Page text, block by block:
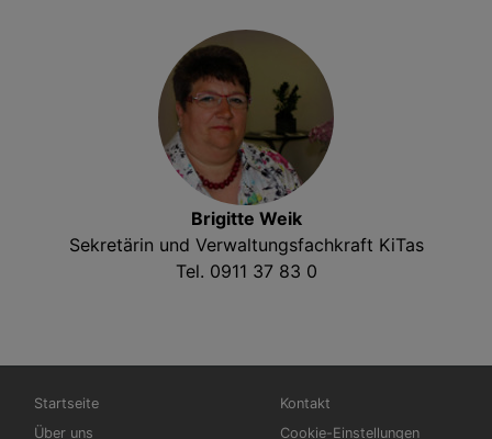
Brigitte Weik
Sekretärin und Verwaltungsfachkraft KiTas
Tel. 0911 37 83 0
Hauptnavigation
Startseite
Über uns
Fußbereichsmenü
Kontakt
Cookie-Einstellungen